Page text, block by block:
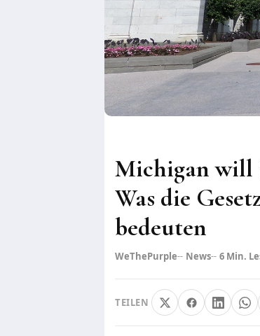
Michigan will
Was die
bedeuten
WeThePurple News 6 Min.
TEILEN